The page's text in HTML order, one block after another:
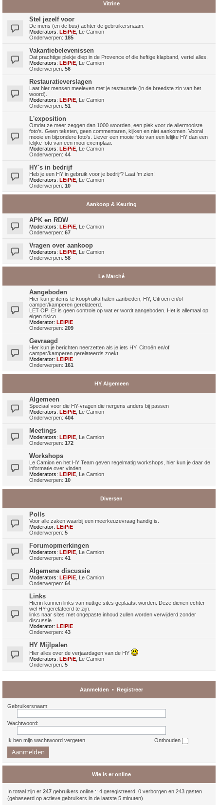
Vitrine
Stel jezelf voor
De mens (en de bus) achter de gebruikersnaam.
Moderators: LEiPiE Le Camion
Onderwerpen: 185
Vakantiebelevenissen
Dat prachtige plekje diep in de Provence of die heftige klapband, vertel alles.
Moderators: LEiPiE Le Camion
Onderwerpen: 56
Restauratieverslagen
Laat hier mensen meeleven met je restauratie (in de breedste zin van het
woord).
Moderators: LEiPiE Le Camion
Onderwerpen: 51
L'exposition
Omdat ze meer zeggen dan 1000 woorden, een plek voor de allermooiste
foto's. Geen teksten, geen commentaren, kijken en niet aankomen. Vooral
mooie en bijzondere foto's. Liever een mooie foto van een lelijke HY dan een
lelijke foto van een mooi exemplaar.
Moderators: LEiPiE Le Camion
Onderwerpen: 44
HY's in bedrijf
Heb je een HY in gebruik voor je bedrijf? Laat 'm zien!
Moderators: LEiPiE Le Camion
Onderwerpen: 10
Aankoop & Keuring
APK en RDW
Moderators: LEiPiE Le Camion
Onderwerpen: 67
Vragen over aankoop
Moderators: LEiPiE Le Camion
Onderwerpen: 58
Le Marché
Aangeboden
Hier kun je items te koop/ruil/afhalen aanbieden, HY, Citroën en/of
camper/kamperen gerelateerd.
LET OP: Er is geen controle op wat er wordt aangeboden. Het is allemaal op
eigen risico.
Moderator: LEiPiE
Onderwerpen: 209
Gevraagd
Hier kun je berichten neerzetten als je iets HY, Citroën en/of
camper/kamperen gerelateerds zoekt.
Moderator: LEiPiE
Onderwerpen: 161
HY Algemeen
Algemeen
Speciaal voor die HY-vragen die nergens anders bij passen
Moderators: LEiPiE Le Camion
Onderwerpen: 404
Meetings
Moderators: LEiPiE Le Camion
Onderwerpen: 172
Workshops
Le Camion en het HY Team geven regelmatig workshops, hier kun je daar de
informatie over vinden
Moderators: LEiPiE Le Camion
Onderwerpen: 10
Diversen
Polls
Voor alle zaken waarbij een meerkeuzevraag handig is.
Moderator: LEiPiE
Onderwerpen: 5
Forumopmerkingen
Moderators: LEiPiE Le Camion
Onderwerpen: 41
Algemene discussie
Moderators: LEiPiE Le Camion
Onderwerpen: 64
Links
Hierin kunnen links van nuttige sites geplaatst worden. Deze dienen echter
wel HY-gerelateerd te zijn.
links naar sites met ongepaste inhoud zullen worden verwijderd zonder
discussie.
Moderator: LEiPiE
Onderwerpen: 43
HY Mijlpalen
Hier alles over de verjaardagen van de HY
Moderators: LEiPiE Le Camion
Onderwerpen: 5
Aanmelden • Registreer
Gebruikersnaam:
Wachtwoord:
Ik ben mijn wachtwoord vergeten Onthouden
Wie is er online
In totaal zijn er 247 gebruikers online :: 4 geregistreerd, 0 verborgen en 243 gasten
(gebaseerd op actieve gebruikers in de laatste 5 minuten)